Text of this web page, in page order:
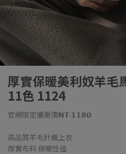
厚實保暖美利奴羊毛
11色 1124
官網限定優惠價𝗡𝗧.𝟭𝟭𝟴𝟬
.
高品質羊毛針織上衣
厚實布料 保暖性佳